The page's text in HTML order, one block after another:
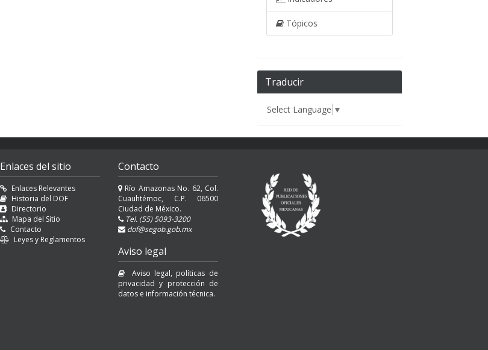
Tópicos
Traducir
Select Language ▼
Enlaces del sitio
Enlaces Relevantes
Historia del DOF
Directorio
Mapa del Sitio
Contacto
Leyes y Reglamentos
Contacto
Río Amazonas No. 62, Col.
Cuauhtémoc, C.P. 06500
Ciudad de México.
Tel. (55) 5093-3200
dof@segob.gob.mx
Aviso legal
Aviso legal, políticas de
privacidad y protección de
datos e información técnica.